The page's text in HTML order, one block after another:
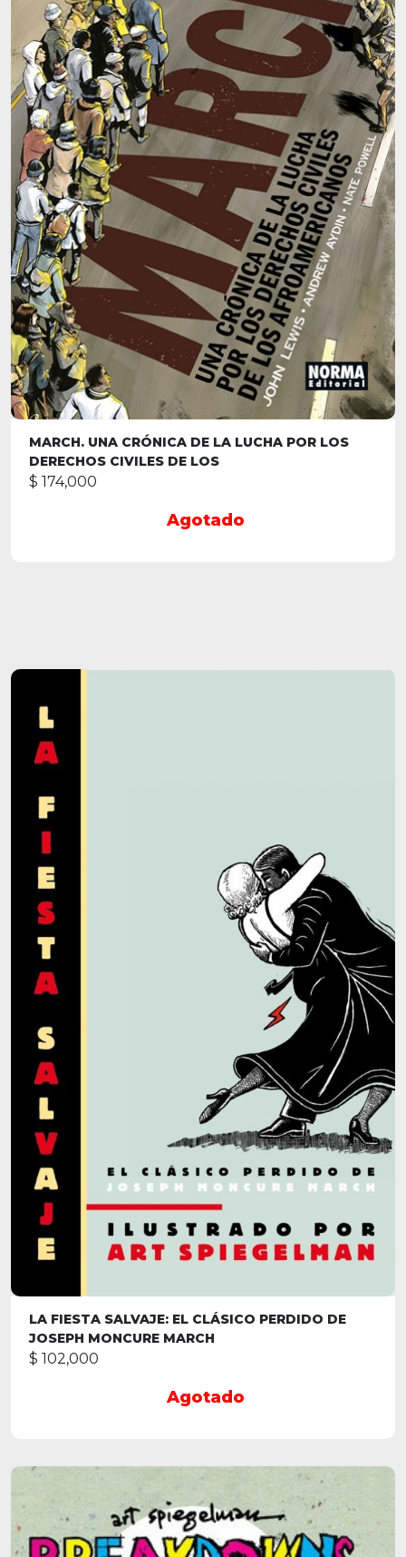
MARCH. UNA CRÓNICA DE LA LUCHA POR LOS
DERECHOS CIVILES DE LOS
$ 174,000
Agotado
LA FIESTA SALVAJE: EL CLÁSICO PERDIDO DE
JOSEPH MONCURE MARCH
$ 102,000
Agotado